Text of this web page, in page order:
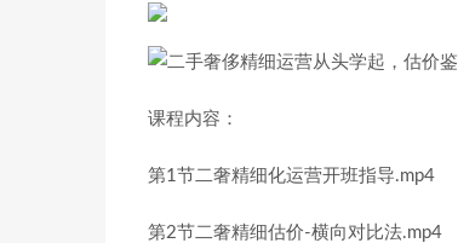
课程内容：
第1节二奢精细化运营开班指导.mp4
第2节二奢精细估价-横向对比法.mp4